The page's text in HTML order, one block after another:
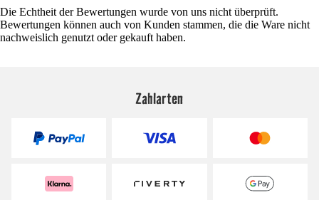
Die Echtheit der Bewertungen wurde von uns nicht überprüft.
Bewertungen können auch von Kunden stammen, die die Ware nicht
nachweislich genutzt oder gekauft haben.
Zahlarten